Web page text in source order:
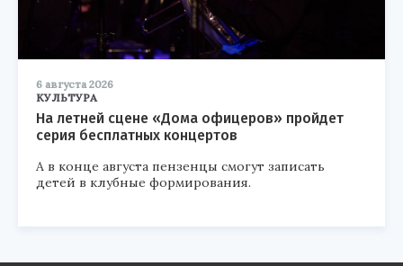
6 августа 2026
КУЛЬТУРА
На летней сцене «Дома офицеров» пройдет
серия бесплатных концертов
А в конце августа пензенцы смогут записать
детей в клубные формирования.